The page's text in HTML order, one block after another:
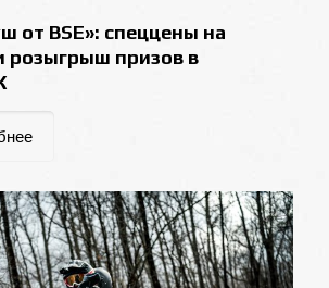
от BSE»: спеццены на
розыгрыш призов в